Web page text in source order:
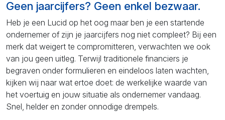
Geen jaarcijfers? Geen enkel bezwaar.
Heb je een Lucid op het oog maar ben je een startende
ondernemer of zijn je jaarcijfers nog niet compleet? Bij een
merk dat weigert te compromitteren, verwachten we ook
van jou geen uitleg. Terwijl traditionele financiers je
begraven onder formulieren en eindeloos laten wachten,
kijken wij naar wat ertoe doet: de werkelijke waarde van
het voertuig en jouw situatie als ondernemer vandaag.
Snel, helder en zonder onnodige drempels.